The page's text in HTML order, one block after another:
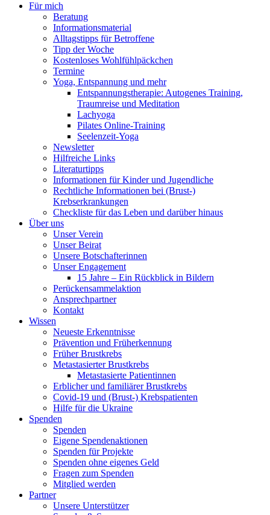
Für mich
Beratung
Informationsmaterial
Alltagstipps für Betroffene
Tipp der Woche
Kostenloses Wohlfühlpäckchen
Termine
Yoga, Entspannung und mehr
Entspannungstherapie: Autogenes Training,
Traumreise und Meditation
Lachyoga
Pilates Online-Training
Seelenzeit-Yoga
Newsletter
Hilfreiche Links
Literaturtipps
Informationen für Kinder und Jugendliche
Rechtliche Informationen bei (Brust-)
Krebserkrankungen
Checkliste für das Leben und darüber hinaus
Über uns
Unser Verein
Unser Beirat
Unsere Botschafterinnen
Unser Engagement
15 Jahre – Ein Rückblick in Bildern
Perückensammelaktion
Ansprechpartner
Kontakt
Wissen
Neueste Erkenntnisse
Prävention und Früherkennung
Früher Brustkrebs
Metastasierter Brustkrebs
Metastasierte Patientinnen
Erblicher und familiärer Brustkrebs
Covid-19 und (Brust-) Krebspatienten
Hilfe für die Ukraine
Spenden
Spenden
Eigene Spendenaktionen
Spenden für Projekte
Spenden ohne eigenes Geld
Fragen zum Spenden
Mitglied werden
Partner
Unsere Unterstützer